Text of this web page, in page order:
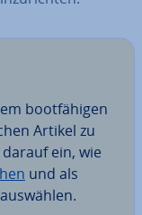
boot­fä­hi­gen
Artikel zu
ein, wie
und als